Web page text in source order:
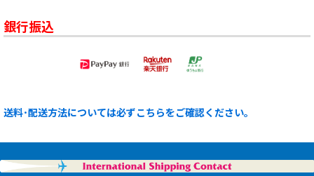
銀行振込
送料･配送方法については必ずこちらをご確認ください。